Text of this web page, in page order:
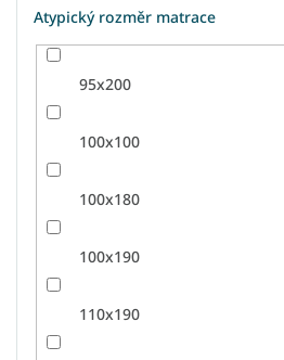
Atypický rozměr matrace
95x200
100x100
100x180
100x190
110x190